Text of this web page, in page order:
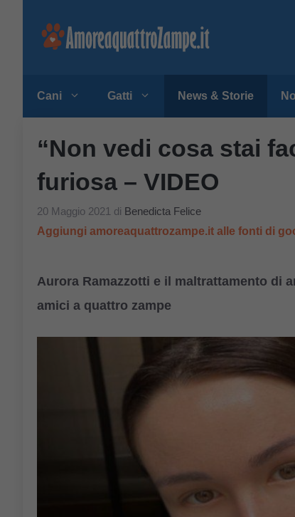
Cani Gatti News & Storie
“Non vedi cosa stai
furiosa – VIDEO
20 Maggio 2021 di Benedicta Felice
Aggiungi amoreaquattrozampe.it alle fonti di
Aurora Ramazzotti e il maltrattamento di
amici a quattro zampe